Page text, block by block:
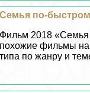
Семья по-
Фильм 2018 «Семья
похожие фильмы
типа по жанру и